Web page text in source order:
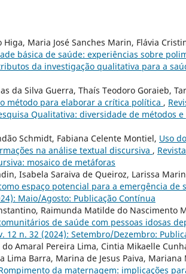
Maria José Sanches Marin, Flávia
básica de saúde: experiências sobre
da investigação qualitativa para a
da Silva Guerra, Thaís Teodoro Goraieb,
método para elaborar a crítica política ,
Qualitativa: diversidade de métodos
Schmidt, Fabiana Celente Montiel, Uso
na análise textual discursiva ,
mosaico de metáforas
Isabela Saraiva de Queiroz, Larissa
espaço potencial para a emergência de
Maio/Agosto: Publicação Contínua
Raimunda Matilde do Nascimento
de saúde com pessoas idosas
12 n. 32 (2024): Setembro/Dezembro:
Amaral Pereira Lima, Cintia Mikaelle
Lima Barra, Marina de Jesus Paiva, Mariana
da maternagem: implicações